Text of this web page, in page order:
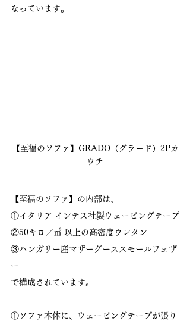
なっています。
【至福のソファ】GRADO（グラード）2Pカ
ウチ
【至福のソファ】の内部は、
①イタリア インテス社製ウェービングテープ
②50キロ／㎥ 以上の高密度ウレタン
③ハンガリー産マザーグーススモールフェザ
ー
で構成されています。
①ソファ本体に、ウェービングテープが張り